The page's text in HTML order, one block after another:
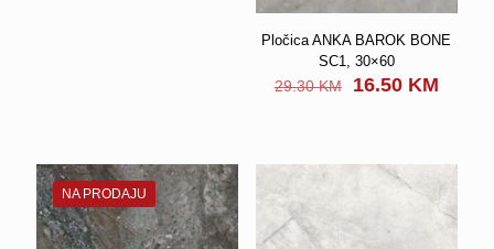
Pločica ANKA BAROK BONE
SC1, 30×60
29.30KM
Original
16.50 KM
NA PRODAJU